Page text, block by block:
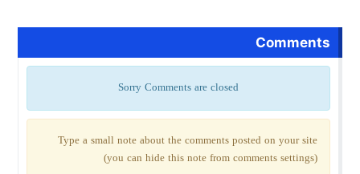
Comments
Sorry Comments are closed
Type a small note about the comments posted on your site
(you can hide this note from comments settings)